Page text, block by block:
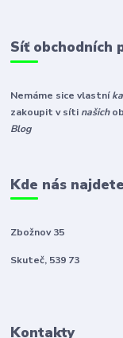
Síť obchodních
Nemáme sice vlastní
zakoupit v síti našich
Blog
Kde nás najdete
Zbožnov 35
Skuteč, 539 73
Kontakty